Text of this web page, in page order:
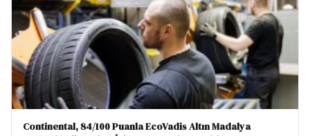
Continental, 84/100 Puanla EcoVadis Altın Madalya